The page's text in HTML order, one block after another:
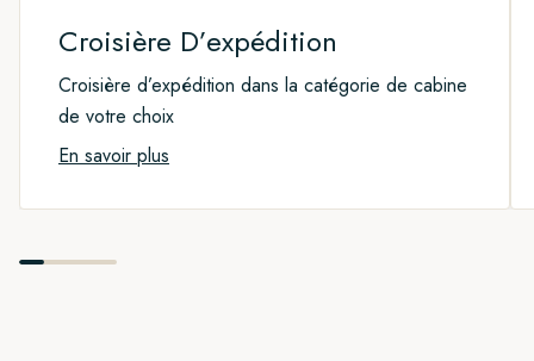
îles du Nord » qui combine les deux croisières.
Sinon, vous pouvez participer à notre post-programme le
long de la magnifique côte sud de l’Islande, avec ses chutes
d’eau, ses plages de sable noir, ses piscines géothermiques
et ses montagnes majestueuses.
Croisière D’expédition
Croisière d’expédition dans la catégorie de cabine
de votre choix
En savoir plus